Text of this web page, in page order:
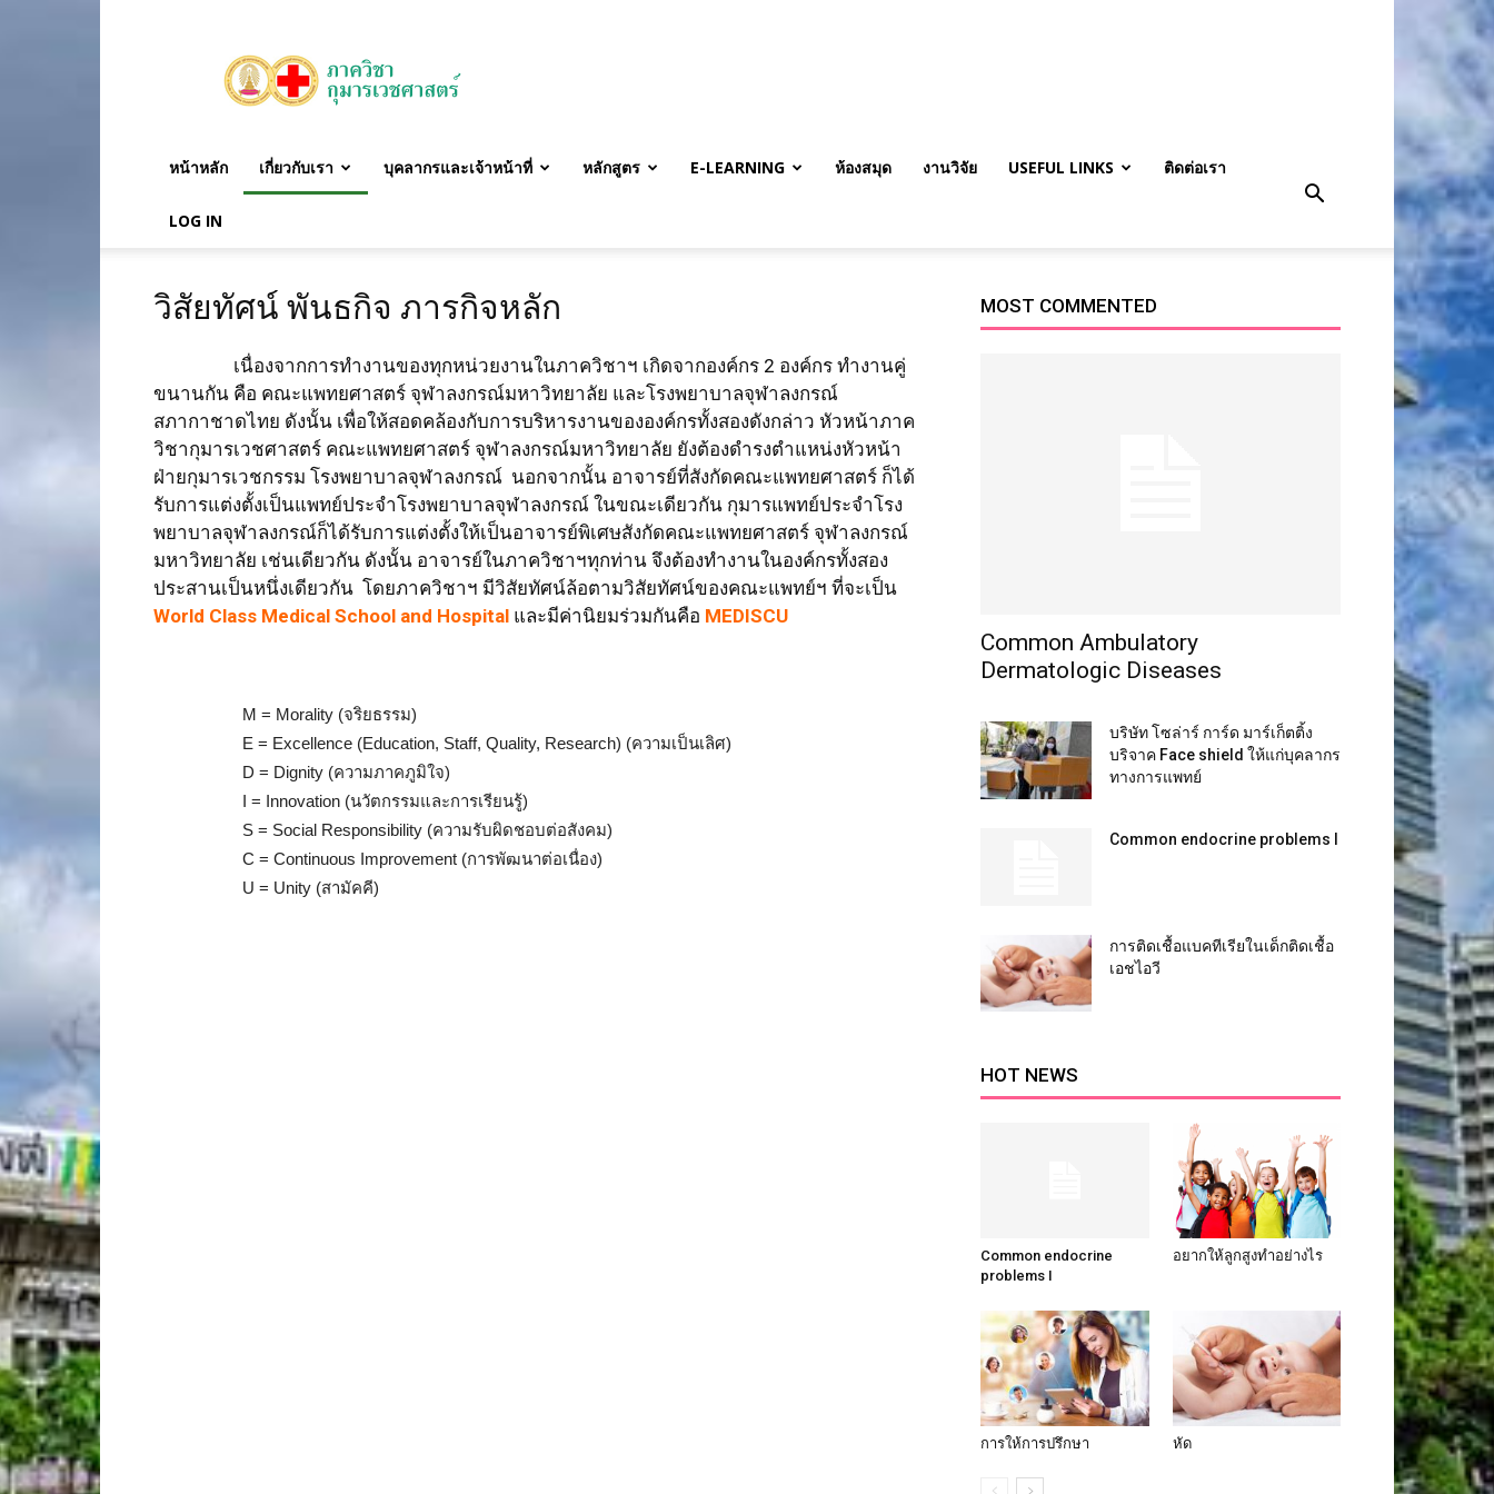
วิชา
กุมาร
เวชศาสตร์
หน้าหลัก เกี่ยวกับเรา บุคลากรและเจ้าหน้าที่ หลักสูตร E-LEARNING ห้องสมุด งานวิจัย USEFUL LINKS ติดต่อเรา
LOG IN
วิสัยทัศน์ พันธกิจ ภารกิจหลัก
เนื่องจากการทำงานของทุกหน่วยงานในภาควิชาฯ เกิดจากองค์กร 2 องค์กร ทำงานคู่
ขนานกัน คือ คณะแพทยศาสตร์ จุฬาลงกรณ์มหาวิทยาลัย และโรงพยาบาลจุฬาลงกรณ์
สภากาชาดไทย ดังนั้น เพื่อให้สอดคล้องกับการบริหารงานขององค์กรทั้งสองดังกล่าว หัวหน้าภาค
วิชากุมารเวชศาสตร์ คณะแพทยศาสตร์ จุฬาลงกรณ์มหาวิทยาลัย ยังต้องดำรงตำแหน่งหัวหน้า
ฝ่ายกุมารเวชกรรม โรงพยาบาลจุฬาลงกรณ์ นอกจากนั้น อาจารย์ที่สังกัดคณะแพทยศาสตร์ ก็ได้
รับการแต่งตั้งเป็นแพทย์ประจำโรงพยาบาลจุฬาลงกรณ์ ในขณะเดียวกัน กุมารแพทย์ประจำโรง
พยาบาลจุฬาลงกรณ์ก็ได้รับการแต่งตั้งให้เป็นอาจารย์พิเศษสังกัดคณะแพทยศาสตร์ จุฬาลงกรณ์
มหาวิทยาลัย เช่นเดียวกัน ดังนั้น อาจารย์ในภาควิชาฯทุกท่าน จึงต้องทำงานในองค์กรทั้งสอง
ประสานเป็นหนึ่งเดียวกัน โดยภาควิชาฯ มีวิสัยทัศน์ล้อตามวิสัยทัศน์ของคณะแพทย์ฯ ที่จะเป็น
World Class Medical School and Hospital และมีค่านิยมร่วมกันคือ MEDISCU
M = Morality (จริยธรรม)
E = Excellence (Education, Staff, Quality, Research) (ความเป็นเลิศ)
D = Dignity (ความภาคภูมิใจ)
I = Innovation (นวัตกรรมและการเรียนรู้)
S = Social Responsibility (ความรับผิดชอบต่อสังคม)
C = Continuous Improvement (การพัฒนาต่อเนื่อง)
U = Unity (สามัคคี)
MOST COMMENTED
Common Ambulatory
Dermatologic Diseases
บริษัท โซล่าร์ การ์ด มาร์เก็ตติ้ง
บริจาค Face shield ให้แก่บุคลากร
ทางการแพทย์
Common endocrine problems I
การติดเชื้อแบคทีเรียในเด็กติดเชื้อ
เอชไอวี
HOT NEWS
Common endocrine
problems I
อยากให้ลูกสูงทำอย่างไร
การให้การปรึกษา หัด